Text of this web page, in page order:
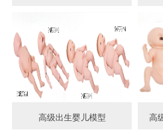
高级出生婴儿模型 高